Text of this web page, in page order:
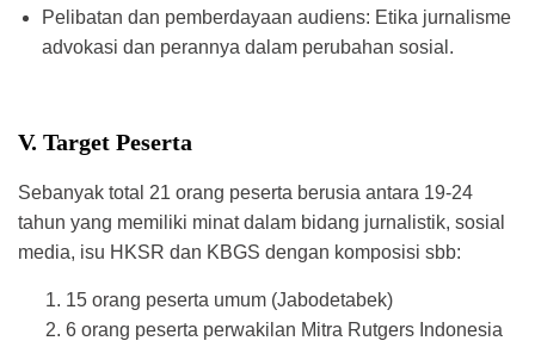
Pelibatan dan pemberdayaan audiens: Etika jurnalisme
advokasi dan perannya dalam perubahan sosial.
V. Target Peserta
Sebanyak total 21 orang peserta berusia antara 19-24
tahun yang memiliki minat dalam bidang jurnalistik, sosial
media, isu HKSR dan KBGS dengan komposisi sbb:
15 orang peserta umum (Jabodetabek)
6 orang peserta perwakilan Mitra Rutgers Indonesia